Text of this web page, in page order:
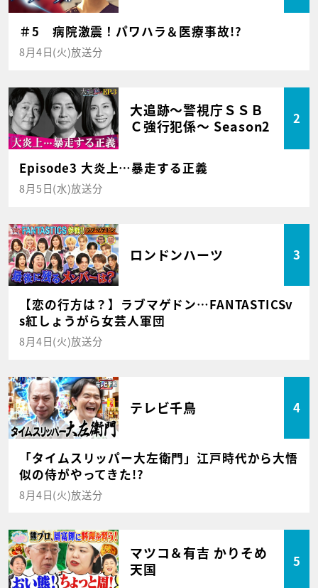
＃5 病院激震！パワハラ＆医療事故!?
8月4日(火)放送分
大追跡～警視庁ＳＳＢ
Ｃ強行犯係～ Season2
2
Episode3 大炎上…暴走する正義
8月5日(水)放送分
ロンドンハーツ 3
【恋の行方は？】ラブマゲドン…FANTASTICSv
s紅しょうがら女芸人軍団
8月4日(火)放送分
テレビ千鳥 4
「タイムスリッパー大左衛門」江戸時代から大悟
似の侍がやってきた!?
8月4日(火)放送分
マツコ＆有吉 かりそめ
天国
5